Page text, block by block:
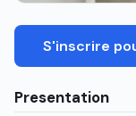
S'inscrire
Presentation